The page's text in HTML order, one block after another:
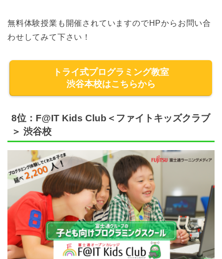
無料体験授業も開催されていますのでHPからお問い合
わせしてみて下さい！
トライ式プログラミング教室
渋谷本校はこちらから
8位：F@IT Kids Club＜ファイトキッズクラブ
＞ 渋谷校